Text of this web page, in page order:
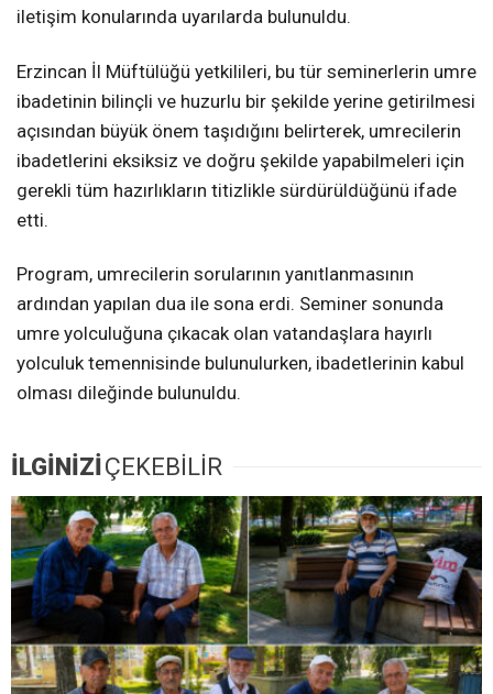
iletişim konularında uyarılarda bulunuldu.
Erzincan İl Müftülüğü yetkilileri, bu tür seminerlerin umre
ibadetinin bilinçli ve huzurlu bir şekilde yerine getirilmesi
açısından büyük önem taşıdığını belirterek, umrecilerin
ibadetlerini eksiksiz ve doğru şekilde yapabilmeleri için
gerekli tüm hazırlıkların titizlikle sürdürüldüğünü ifade
etti.
Program, umrecilerin sorularının yanıtlanmasının
ardından yapılan dua ile sona erdi. Seminer sonunda
umre yolculuğuna çıkacak olan vatandaşlara hayırlı
yolculuk temennisinde bulunulurken, ibadetlerinin kabul
olması dileğinde bulunuldu.
İLGİNİZİÇEKEBİLİR